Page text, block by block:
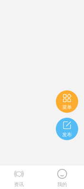

菜单

发布

资讯

我的